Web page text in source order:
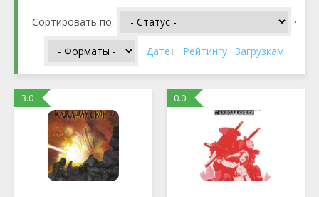
Сортировать по: ·
· Дате · Рейтингу · Загрузкам
3.0 0.0